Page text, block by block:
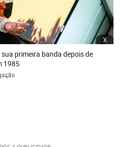
x
primeira banda depois de
1985